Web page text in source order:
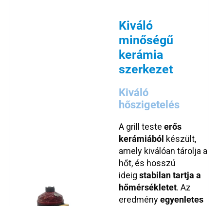
Kiváló
minőségű
kerámia
szerkezet
Kiváló
hőszigetelés
A grill teste erős
kerámiából készült,
amely kiválóan tárolja a
hőt, és hosszú
ideig stabilan tartja a
hőmérsékletet. Az
eredményegyenletes